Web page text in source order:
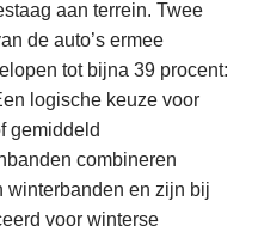
aan terrein. Twee
de auto’s ermee
tot bijna 39 procent:
logische keuze voor
gemiddeld
combineren
winterbanden en zijn bij
voor winterse